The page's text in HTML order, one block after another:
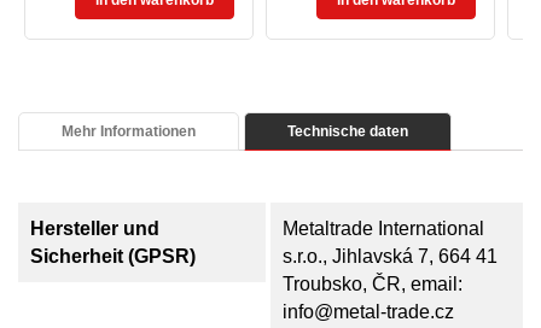
Mehr Informationen Technische daten
Hersteller und
Sicherheit (GPSR)
Metaltrade International
s.r.o., Jihlavská 7, 664 41
Troubsko, ČR, email:
info@metal-trade.cz